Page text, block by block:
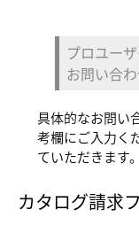
プロユー
お問い合
具体的なお問い
考欄にご入力く
ていただきます。
カタログ請求